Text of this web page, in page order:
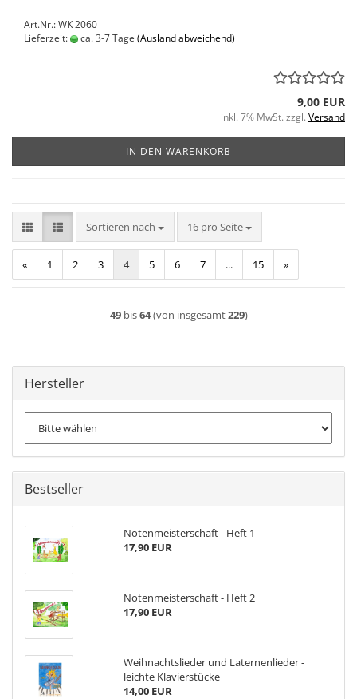
Art.Nr.: WK 2060
Lieferzeit:
ca. 3-7 Tage (Ausland abweichend)
9,00 EUR
inkl. 7% MwSt. zzgl. Versand
IN DEN WARENKORB
Sortieren nach
Sortieren nach 16 pro Seite
pro Seite
« 1 2 3 4 5 6 7 ... 15 »
49bis64(von insgesamt229)
Hersteller
Bestseller
Notenmeisterschaft - Heft 1
17,90 EUR
Notenmeisterschaft - Heft 2
17,90 EUR
Weihnachtslieder und Laternenlieder -
leichte Klavierstücke
14,00 EUR